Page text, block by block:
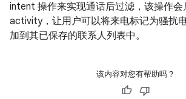
intent 操作来实现通话后过滤，该操作会
activity，让用户可以将来电标记为骚扰
加到其已保存的联系人列表中。
该内容对您有帮助吗？